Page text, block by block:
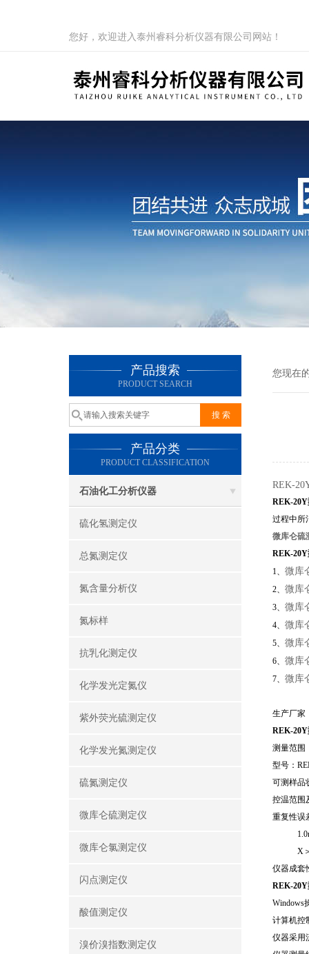
您好，欢迎进入泰州睿科分析仪器有限公司网站！
产品搜索
PRODUCT SEARCH
产品分类
PRODUCT CLASSIFICATION
石油化工分析仪器
硫化氢测定仪
总氮测定仪
氮含量分析仪
氮标样
抗乳化测定仪
化学发光定氮仪
紫外荧光硫测定仪
化学发光氮测定仪
硫氮测定仪
微库仑硫测定仪
微库仑氯测定仪
闪点测定仪
酸值测定仪
溴价溴指数测定仪
您现在
REK-
REK-20Y
过程中所
微库仑硫
REK-20Y
1、 微库
2、 微库
3、 微库
4、 微库
5、 微库
6、 微库
7、 微库
生产厂家
REK-20Y
测量范
型号：
可测样品
控温范围
重复性误
1.0mg/
X
仪器成套
REK-20Y
Windows
计算机控
仪器采用